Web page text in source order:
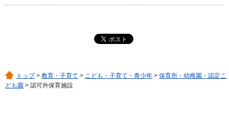
トップ> 教育・子育て > こども・子育て・青少年 > 保育所・幼稚園・認定こ
ども園 > 認可外保育施設